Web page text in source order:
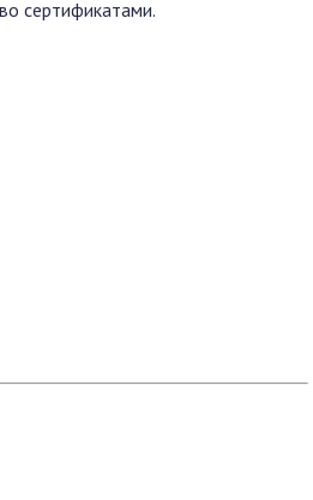
сертификатами.